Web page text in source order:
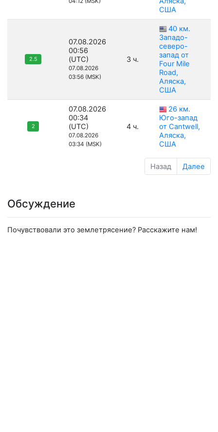
США
2.5
07.08.2026
00:56
(UTC)
07.08.2026
03:56 (MSK)
3 ч.
40 км.
Западо-
северо-
запад от
Four Mile
Road,
Аляска,
США
2
07.08.2026
00:34
(UTC)
07.08.2026
03:34 (MSK)
4 ч.
26 км.
Юго-запад
от Cantwell,
Аляска,
США
Назад Далее
Обсуждение
Почувствовали это землетрясение? Расскажите нам!